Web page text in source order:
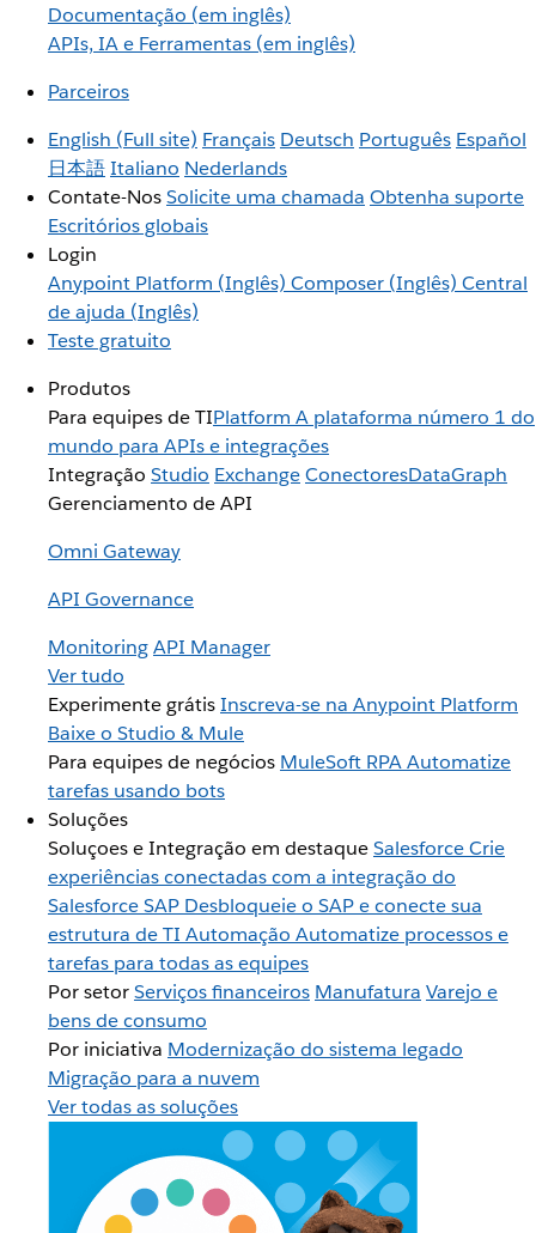
Documentação (em inglês)
APIs, IA e Ferramentas (em inglês)
Parceiros
English (Full site) Français Deutsch Português Español
日本語Italiano Nederlands
Contate-NosSolicite uma chamada Obtenha suporte
Escritórios globais
Login
Anypoint Platform (Inglês) Composer (Inglês) Central
de ajuda (Inglês)
Teste gratuito
Produtos
Para equipes de TIPlatform A plataforma número 1 do
mundo para APIs e integrações
Integração Studio ExchangeConectoresDataGraph
Gerenciamento de API
Omni Gateway
API Governance
MonitoringAPI Manager
Ver tudo
Experimente grátisInscreva-se na Anypoint Platform
Baixe o Studio & Mule
Para equipes de negócios MuleSoft RPAAutomatize
tarefas usando bots
Soluções
Soluçoes e Integração em destaqueSalesforceCrie
experiências conectadas com a integração do
SalesforceSAP Desbloqueie o SAP e conecte sua
estrutura de TI Automação Automatize processos e
tarefas para todas as equipes
Por setorServiços financeiros Manufatura Varejo e
bens de consumo
Por iniciativa Modernização do sistema legado
Migração para a nuvem
Ver todas as soluções